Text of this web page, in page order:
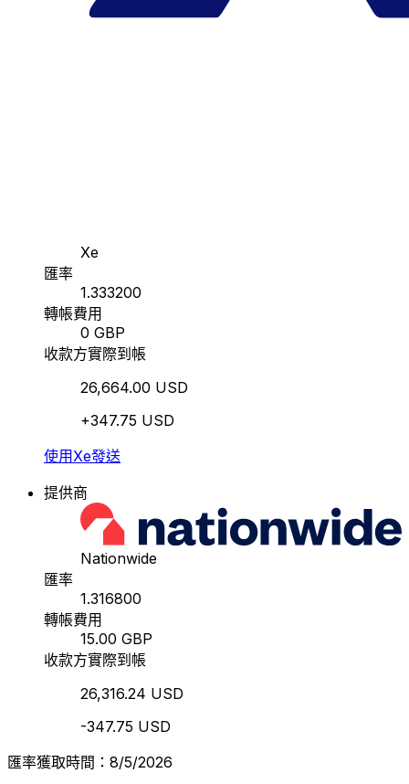
Xe
匯率
1.333200
轉帳費用
0 GBP
收款方實際到帳
26,664.00 USD
+347.75 USD
使用Xe發送
提供商
Nationwide
匯率
1.316800
轉帳費用
15.00 GBP
收款方實際到帳
26,316.24 USD
-347.75 USD
匯率獲取時間：8/5/2026